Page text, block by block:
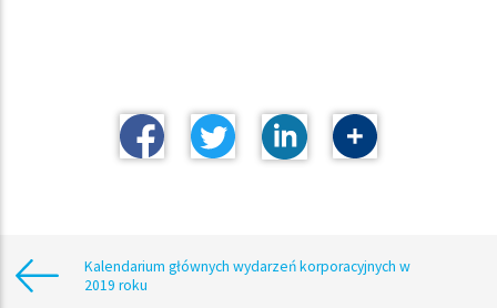
Kalendarium głównych wydarzeń korporacyjnych w
2019 roku